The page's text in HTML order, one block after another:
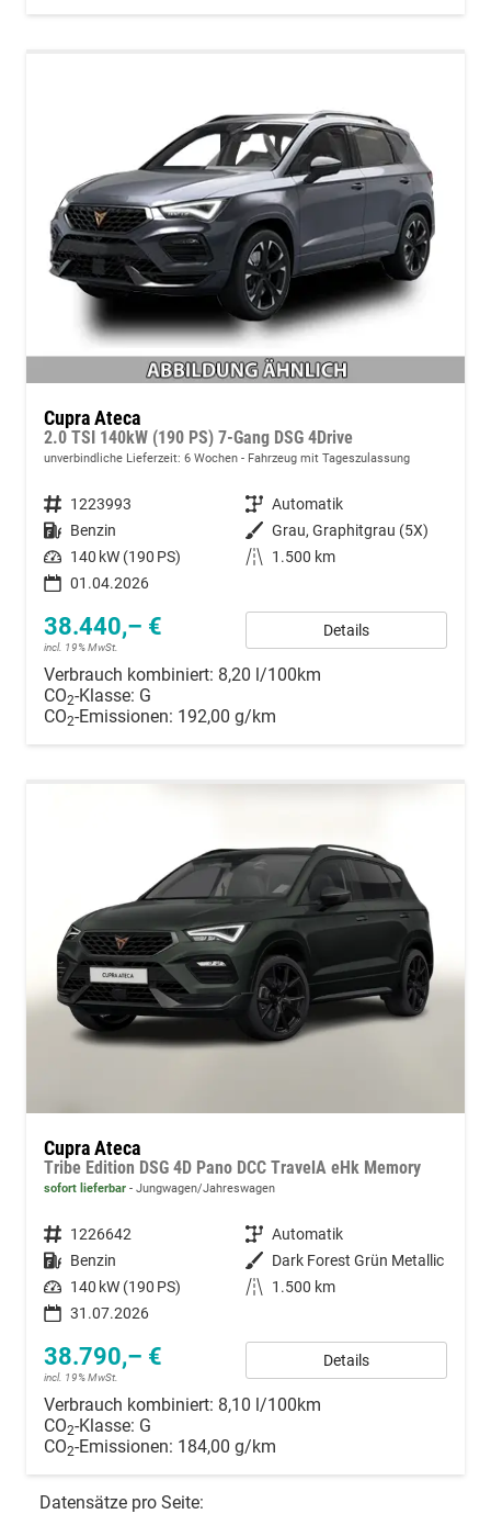
Cupra Ateca
2.0 TSI 140kW (190 PS) 7-Gang DSG 4Drive
unverbindliche Lieferzeit: 6 Wochen Fahrzeug mit Tageszulassung
Fahrzeugnummer 1223993 Getriebe Automatik
Kraftstoff Benzin Außenfarbe Grau, Graphitgrau (5X)
Leistung 140 kW (190 PS) Kilometerstand
1.500 km
01.04.2026
38.440,– €
incl. 19% MwSt.
Details
Verbrauch kombiniert: 8,20 l/100km
CO2-Klasse: G
CO2-Emissionen: 192,00 g/km
Cupra Ateca
Tribe Edition DSG 4D Pano DCC TravelA eHk Memory
sofort lieferbar Jungwagen/Jahreswagen
Fahrzeugnummer 1226642 Getriebe Automatik
Kraftstoff Benzin Außenfarbe Dark Forest Grün Metallic
Leistung 140 kW (190 PS) Kilometerstand
1.500 km
31.07.2026
38.790,– €
incl. 19% MwSt.
Details
Verbrauch kombiniert: 8,10 l/100km
CO2-Klasse: G
CO2-Emissionen: 184,00 g/km
Datensätze pro Seite: